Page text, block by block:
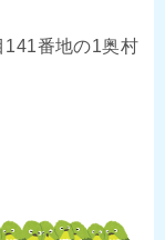
141番地の1奥村